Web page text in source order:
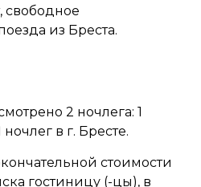
свободное
из Бреста.
2 ночлега: 1
в г. Бресте.
стоимости
гостиницу (-цы), в